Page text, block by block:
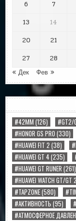
6
7
13
14
20
21
27
28
« Дек
Фев »
#42MM (126) #GT2/
#HONOR GS PRO (330)
#HUAWEI FIT 2 (38)
#HUAWEI GT 4(235)
#HUAWEI GT RUNER(261)
#HUAWEI WATCH GT/
#TAPZONE(580)
#АКТИВНОСТЬ (95)
#АТМОСФЕРНОЕ